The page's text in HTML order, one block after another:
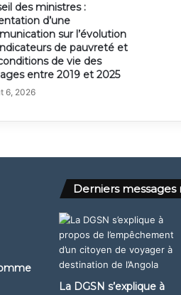
des ministres :
d’une
sur l’évolution
de pauvreté et
de vie des
entre 2019 et 2025
6, 2026
Derniers messages
La DGSN s’explique à